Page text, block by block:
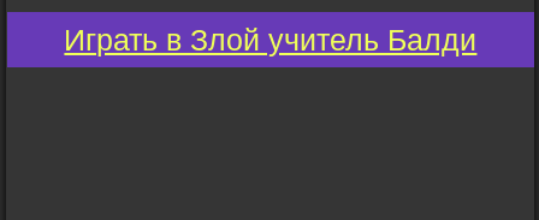
Играть в Злой учитель Балди